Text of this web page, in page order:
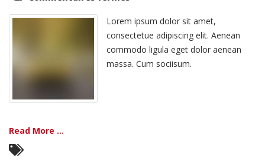
Magnam
Lorem ipsum dolor sit amet,
consectetue adipiscing elit. Aenean
commodo ligula eget dolor aenean
massa. Cum sociisum.
Read More ...